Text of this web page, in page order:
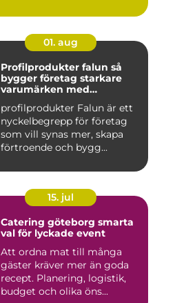
01. aug
Profilprodukter falun så
bygger företag starkare
varumärken med
profilprodukter Falun är ett
nyckelbegrepp för företag
som vill synas mer, skapa
förtroende och bygg...
15. jul
Catering göteborg smarta
val för lyckade event
Att ordna mat till många
gäster kräver mer än goda
recept. Planering, logistik,
budget och olika öns...